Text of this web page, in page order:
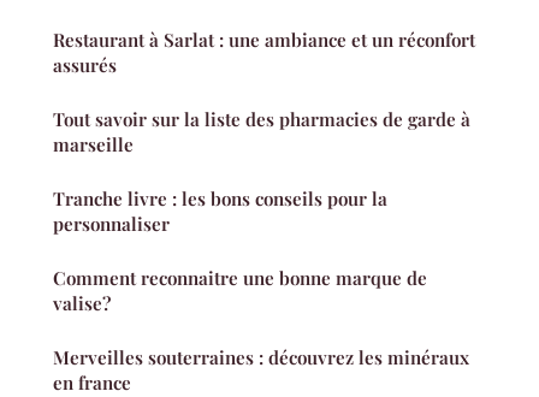
Restaurant à Sarlat : une ambiance et un réconfort
assurés
Tout savoir sur la liste des pharmacies de garde à
marseille
Tranche livre : les bons conseils pour la
personnaliser
Comment reconnaitre une bonne marque de
valise?
Merveilles souterraines : découvrez les minéraux
en france